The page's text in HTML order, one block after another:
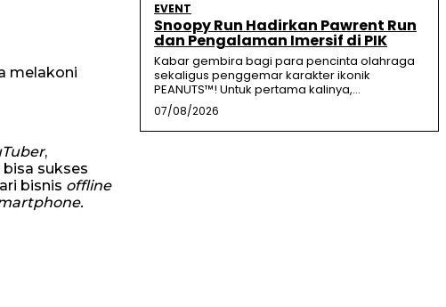
melakoni
,
sukses
bisnis offline
EVENT
Snoopy Run Hadirkan Pawrent Run
dan Pengalaman Imersif di PIK
Kabar gembira bagi para pencinta olahraga
sekaligus penggemar karakter ikonik
PEANUTS™! Untuk pertama kalinya,...
07/08/2026